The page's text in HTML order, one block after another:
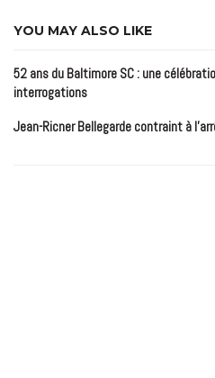
YOU MAY ALSO LIKE
52 ans du Baltimore SC : une
interrogations
Jean-Ricner Bellegarde contraint à